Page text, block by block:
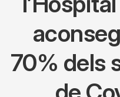
70% dels